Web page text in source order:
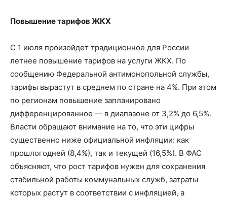
Повышение тарифов ЖКХ
С 1 июля произойдет традиционное для России
летнее повышение тарифов на услуги ЖКХ. По
сообщению Федеральной антимонопольной службы,
тарифы вырастут в среднем по стране на 4%. При этом
по регионам повышение запланировано
дифференцированное — в диапазоне от 3,2% до 6,5%.
Власти обращают внимание на то, что эти цифры
существенно ниже официальной инфляции: как
прошлогодней (8,4%), так и текущей (16,5%). В ФАС
объясняют, что рост тарифов нужен для сохранения
стабильной работы коммунальных служб, затраты
которых растут в соответствии с инфляцией, а